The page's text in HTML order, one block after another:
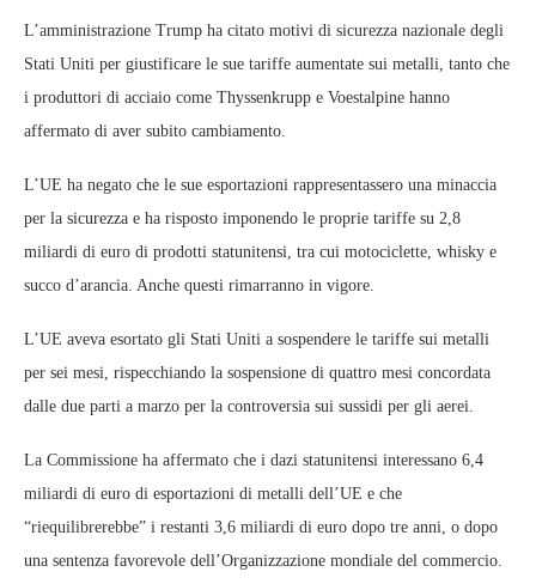
L’amministrazione Trump ha citato motivi di sicurezza nazionale degli
Stati Uniti per giustificare le sue tariffe aumentate sui metalli, tanto che
i produttori di acciaio come Thyssenkrupp e Voestalpine hanno
affermato di aver subito cambiamento.
L’UE ha negato che le sue esportazioni rappresentassero una minaccia
per la sicurezza e ha risposto imponendo le proprie tariffe su 2,8
miliardi di euro di prodotti statunitensi, tra cui motociclette, whisky e
succo d’arancia. Anche questi rimarranno in vigore.
L’UE aveva esortato gli Stati Uniti a sospendere le tariffe sui metalli
per sei mesi, rispecchiando la sospensione di quattro mesi concordata
dalle due parti a marzo per la controversia sui sussidi per gli aerei.
La Commissione ha affermato che i dazi statunitensi interessano 6,4
miliardi di euro di esportazioni di metalli dell’UE e che
“riequilibrerebbe” i restanti 3,6 miliardi di euro dopo tre anni, o dopo
una sentenza favorevole dell’Organizzazione mondiale del commercio.